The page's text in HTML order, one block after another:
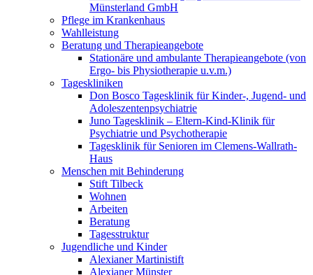
Münsterland GmbH
Pflege im Krankenhaus
Wahlleistung
Beratung und Therapieangebote
Stationäre und ambulante Therapieangebote (von
Ergo- bis Physiotherapie u.v.m.)
Tageskliniken
Don Bosco Tagesklinik für Kinder-, Jugend- und
Adoleszentenpsychiatrie
Juno Tagesklinik – Eltern-Kind-Klinik für
Psychiatrie und Psychotherapie
Tagesklinik für Senioren im Clemens-Wallrath-
Haus
Menschen mit Behinderung
Stift Tilbeck
Wohnen
Arbeiten
Beratung
Tagesstruktur
Jugendliche und Kinder
Alexianer Martinistift
Alexianer Münster